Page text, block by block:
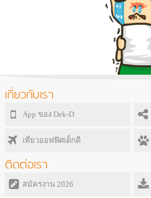
เกี่ยวกับเรา
App ของ Dek-D
เที่ยวออฟฟิศเด็กดี
ติดต่อเรา
สมัครงาน 2026